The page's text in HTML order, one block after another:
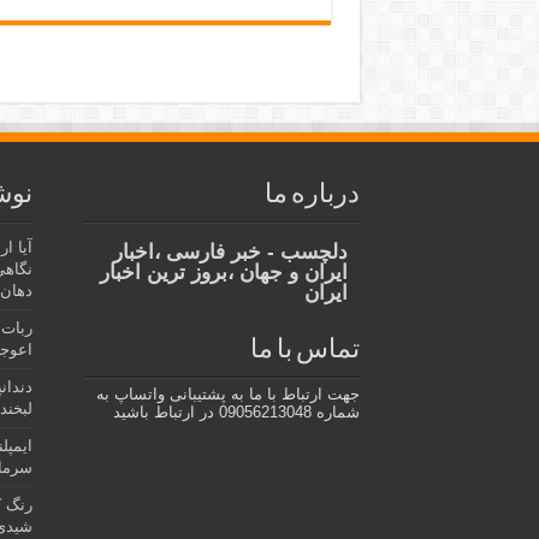
درباره ما
دلچسب - خبر فارسی ،اخبار
ایران و جهان ،بروز ترین اخبار
ایران
تماس با ما
جهت ارتباط با ما به پشتیبانی واتساپ به
شماره 09056213048 در ارتباط باشید
آیا
رنگ